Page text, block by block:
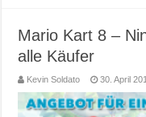
Mario Kart 8 –
alle Käufer
Kevin Soldato 30. April